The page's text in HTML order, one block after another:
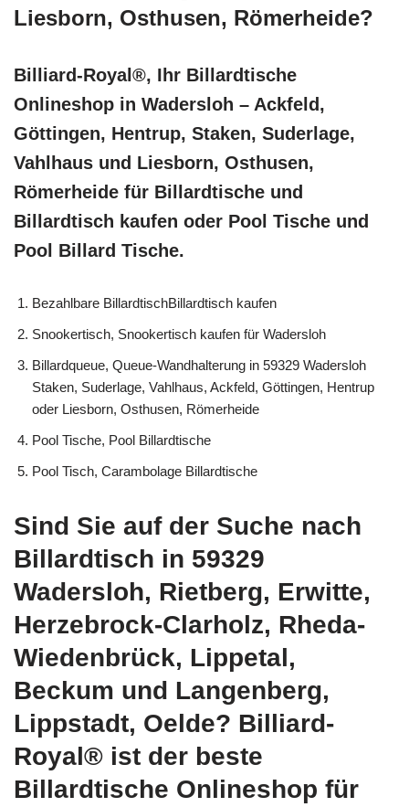
Liesborn, Osthusen, Römerheide?
Billiard-Royal®, Ihr Billardtische
Onlineshop in Wadersloh – Ackfeld,
Göttingen, Hentrup, Staken, Suderlage,
Vahlhaus und Liesborn, Osthusen,
Römerheide für Billardtische und
Billardtisch kaufen oder Pool Tische und
Pool Billard Tische.
Bezahlbare BillardtischBillardtisch kaufen
Snookertisch, Snookertisch kaufen für Wadersloh
Billardqueue, Queue-Wandhalterung in 59329 Wadersloh
Staken, Suderlage, Vahlhaus, Ackfeld, Göttingen, Hentrup
oder Liesborn, Osthusen, Römerheide
Pool Tische, Pool Billardtische
Pool Tisch, Carambolage Billardtische
Sind Sie auf der Suche nach
Billardtisch in 59329
Wadersloh, Rietberg, Erwitte,
Herzebrock-Clarholz, Rheda-
Wiedenbrück, Lippetal,
Beckum und Langenberg,
Lippstadt, Oelde? Billiard-
Royal® ist der beste
Billardtische Onlineshop für